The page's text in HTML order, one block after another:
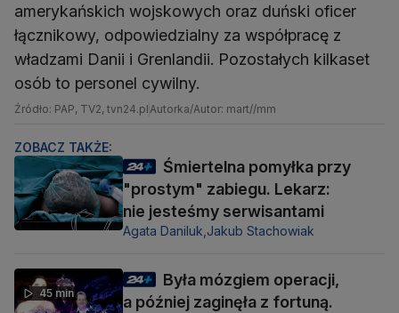
amerykańskich wojskowych oraz duński oficer
łącznikowy, odpowiedzialny za współpracę z
władzami Danii i Grenlandii. Pozostałych kilkaset
osób to personel cywilny.
Źródło: PAP, TV2, tvn24.pl Autorka/Autor: mart//mm
ZOBACZ TAKŻE:
Śmiertelna pomyłka przy
"prostym" zabiegu. Lekarz:
nie jesteśmy serwisantami
Agata Daniluk, Jakub Stachowiak
45 min
Była mózgiem operacji,
a później zaginęła z fortuną.